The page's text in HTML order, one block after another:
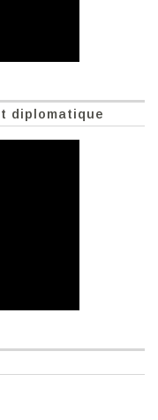
diplomatique